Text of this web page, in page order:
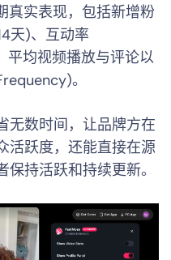
真实表现，包括新增粉
天)、互动率
平均视频播放与评论以
。
无数时间，让品牌方在
活跃度，还能直接在源
持活跃和持续更新。